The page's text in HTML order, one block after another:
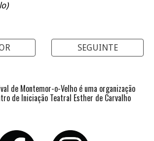
SEGUINTE
de Montemor-o-Velho é uma organização
de Iniciação Teatral Esther de Carvalho